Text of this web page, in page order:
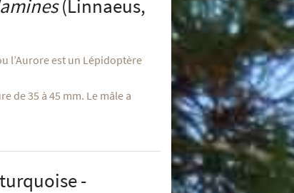
(Linnaeus,
l’Aurore est un Lépidoptère
de 35 à 45 mm. Le mâle a
-